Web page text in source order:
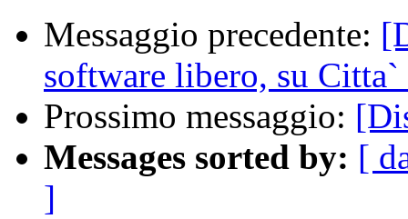
Messaggio precedente:
software libero, su
Prossimo messaggio:
Messages sorted by: [
]